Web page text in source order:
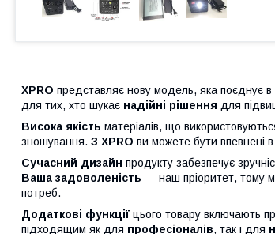
XPRO представляє нову модель, яка поєднує в
для тих, хто шукає надійні рішення для
Висока якість матеріалів, що
зношування. З XPRO ви можете бути впевнені в
Сучасний дизайн продукту забезпечує
Ваша задоволеність — наш пріоритет, тому
потреб.
Додаткові функції цього товару включають
підходящим як для професіоналів, так і для